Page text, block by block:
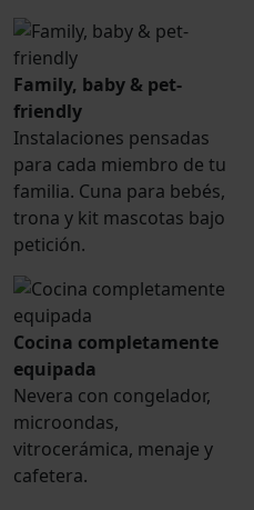
Family, baby & pet-
friendly
Instalaciones pensadas
para cada miembro de tu
familia. Cuna para bebés,
trona y kit mascotas bajo
petición.
Cocina completamente
equipada
Nevera con congelador,
microondas,
vitrocerámica, menaje y
cafetera.